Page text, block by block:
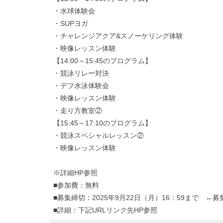
・水球体験会
・SUPヨガ
・チャレンジアクア&スノーケリング体験
・映像レッスン体験
【14:00～15:45のプログラム】
・競泳リレー対決
・デフ水泳体験会
・映像レッスン体験
・走り方教室②
【15:45～17:10のプログラム】
・競泳スペシャルレッスン②
・映像レッスン体験
※詳細HP参照
■参加費：無料
■募集締切：2025年9月22日（月）16：59まで ←募
■詳細：下記URLリンク先HP参照